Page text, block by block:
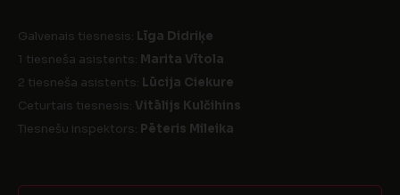
Galvenais tiesnesis: Līga Didriķe
1 tiesneša asistents: Marita Vītola
2 tiesneša asistents: Lūcija Ciekure
Ceturtais tiesnesis: Vitālijs Kulčihins
Tiesnešu inspektors: Pēteris Mileika